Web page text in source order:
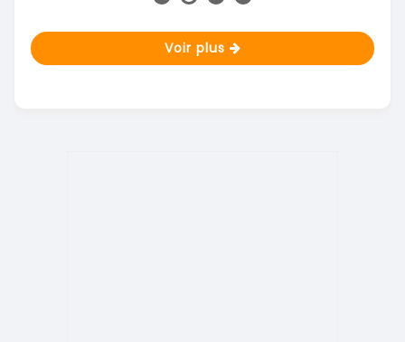
Voir plus